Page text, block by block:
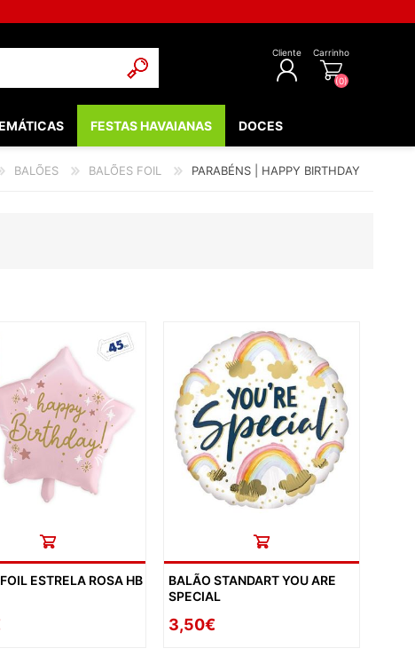
Cliente
REGISTAR
INICIAR SESSÃO
Carrinho
(0)
BEBÉ
DE SOLTEIRA
FESTAS HAVAIANAS DOCES
BALÕES BALÕES FOIL PARABÉNS | HAPPY BIRTHDAY
ESTRELA ROSA HB
BALÃO STANDART YOU ARE
SPECIAL
3,50€